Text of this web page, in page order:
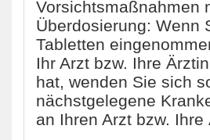
Vorsichtsmaßnahmen
Überdosierung: Wenn
Tabletten
Ihr Arzt bzw. Ihre
hat, wenden Sie sich
nächstgelegene
an Ihren Arzt bzw. Ihre